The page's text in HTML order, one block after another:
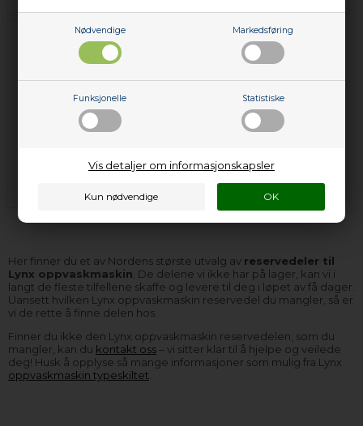
Nødvendige Markedsføring
Funksjonelle Statistiske
Vis detaljer om informasjonskapsler
trådkurv - Lynx -
Her finner du et av Nordens største utvalg av reservedeler til
Lynx oppvaskmaskin . De delene vi ikke har på lager, kan vi i
langt de fleste tilfellene skaffe og levere til deg i løpet av få dager.
Uansett hvilken Lynx oppvaskmaskin reservedel du mangler, så er
vi de rette å finne delen hos.
Finner du ikke den Lynx oppvaskmaskin reservedelen, som du
mangler, kan du kontakt oss– vi sitter klar til å hjelpe og veilede
deg! Husk å opplyse så mange informasjoner som mulig fra Lynx
oppvaskmaskin typeskiltet